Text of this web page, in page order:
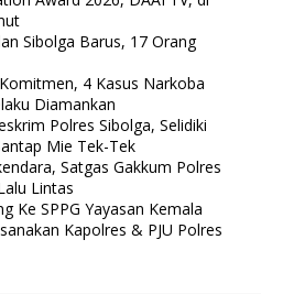
Sibolga Barus, 17 Orang
4 Kasus Narkoba
Diamankan
Polres Sibolga, Selidiki
Mie Tek-Tek
Satgas Gakkum Polres
Lintas
Ke SPPG Yayasan Kemala
Kapolres & PJU Polres